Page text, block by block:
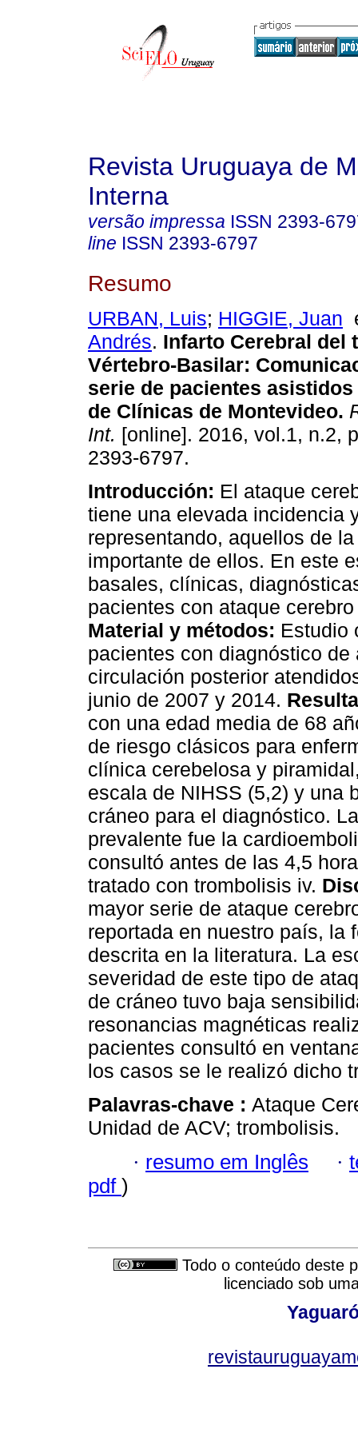
Revista Uruguaya de
Interna
versão impressa ISSN 2393-
line ISSN 2393-6797
Resumo
URBAN, Luis; HIGGIE, Juan
Andrés. Infarto Cerebral del
Vértebro-Basilar:
serie de pacientes
de Clínicas de Montevideo.
Int. [online]. 2016, vol.1, n.2,
2393-6797.
Introducción: El ataque
tiene una elevada incidencia
representando, aquellos de
importante de ellos. En este
basales, clínicas,
pacientes con ataque
Material y métodos: Estudio
pacientes con diagnóstico
circulación posterior
junio de 2007 y 2014.
con una edad media de 68
de riesgo clásicos para
clínica cerebelosa y
escala de NIHSS (5,2) y una
cráneo para el diagnóstico.
prevalente fue la
consultó antes de las 4,5
tratado con trombolisis iv.
mayor serie de ataque
reportada en nuestro país, la
descrita en la literatura. La
severidad de este tipo de
de cráneo tuvo baja
resonancias magnéticas
pacientes consultó en
los casos se le realizó dicho
Palavras-chave : Ataque
Unidad de ACV; trombolisis.
· resumo em Inglês ·
pdf )
Todo o conteúdo deste
licenciado sob